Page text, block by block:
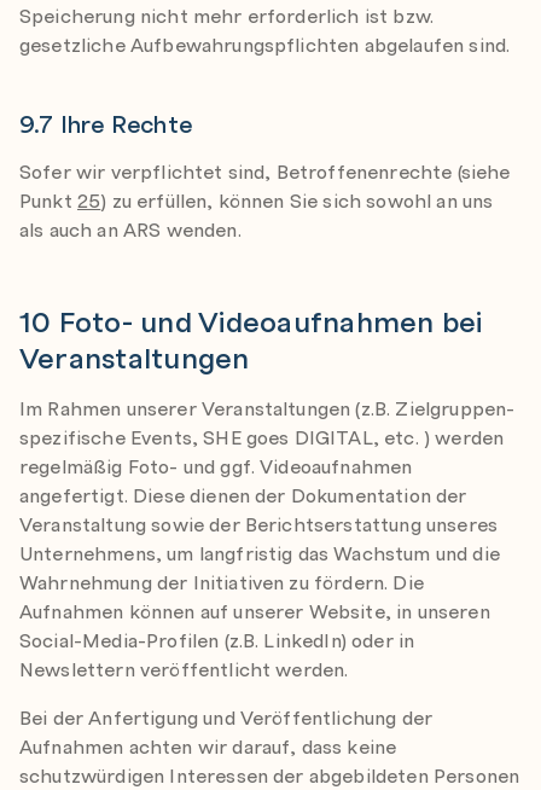
Speicherung nicht mehr erforderlich ist bzw.
gesetzliche Aufbewahrungspflichten abgelaufen sind.
9.7 Ihre Rechte
Sofer wir verpflichtet sind, Betroffenenrechte (siehe
Punkt 25) zu erfüllen, können Sie sich sowohl an uns
als auch an ARS wenden.
10 Foto- und Videoaufnahmen bei
Veranstaltungen
Im Rahmen unserer Veranstaltungen (z.B. Zielgruppen-
spezifische Events, SHE goes DIGITAL, etc. ) werden
regelmäßig Foto- und ggf. Videoaufnahmen
angefertigt. Diese dienen der Dokumentation der
Veranstaltung sowie der Berichtserstattung unseres
Unternehmens, um langfristig das Wachstum und die
Wahrnehmung der Initiativen zu fördern. Die
Aufnahmen können auf unserer Website, in unseren
Social-Media-Profilen (z.B. LinkedIn) oder in
Newslettern veröffentlicht werden.
Bei der Anfertigung und Veröffentlichung der
Aufnahmen achten wir darauf, dass keine
schutzwürdigen Interessen der abgebildeten Personen